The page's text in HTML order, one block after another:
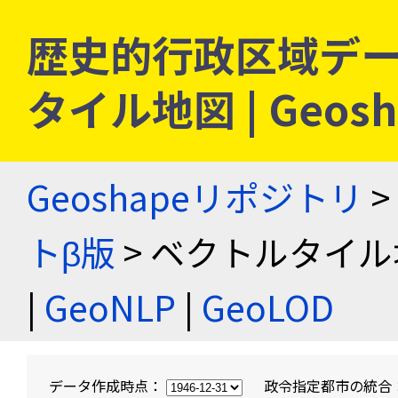
歴史的行政区域デ
タイル地図 |
Geoshapeリポジトリ >
トβ版 > ベクトルタイ
| GeoNLP | GeoLOD
データ作成時点： 政令指定都市の統